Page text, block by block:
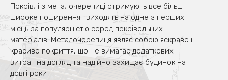
Покрівлі з металочерепиці отримують все більш
широке поширення і виходять на одне з перших
місць за популярністю серед покрівельних
матеріалів. Металочерепиця являє собою яскраве і
красиве покриття, що не вимагає додаткових
витрат на догляд та надійно захищає будинок на
довгі роки